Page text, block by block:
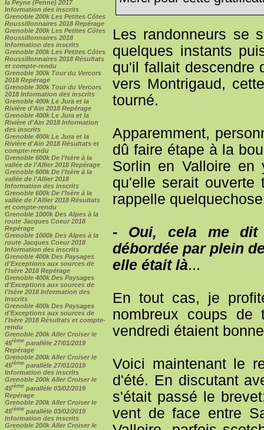
la Peyne (Penne) 2017
Information des inscrits
Grenoble 200k Les Petites Côtes
Roussillonnaires 2018 Repérage
Grenoble 200k Les Petites Côtes
Roussillonnaires 2018
Information des inscrits
Grenoble 200k Les Petites Côtes
Roussillonnaires 2018 Résultats
et compte-rendu
Grenoble 300k Tour du Vercors
2018 Repérage
Grenoble 300k Tour du Vercors
2018 Information des inscrits
Grenoble 400k Le Jura et la
Rivière d'Ain 2018 Repérage
Grenoble 400k Le Jura et la
Rivière d'Ain 2018 Information
des inscrits
Grenoble 400k Le Jura et la
Rivière d'Ain 2018 Résultats et
compte-rendu
Grenoble 600k De l'Isère à la
vallée de l'Allier 2018 Repérage
Grenoble 600k De l'Isère à la
vallée de l'Allier 2018
Information des inscrits
Grenoble 600k De l'Isère à la
vallée de l'Allier 2018 Résultats
et compte-rendu
Grenoble 1000k Des Alpes à la
route Jacques Coeur 2018
Repérage
Grenoble 1000k Des Alpes à la
route Jacques Coeur 2018
Information des inscrits
Grenoble 400k Des Paysages
d'Exceptions aux sources de
l'Isère 2018 Repérage
Grenoble 400k Des Paysages
d'Exceptions aux sources de
l'Isère 2018 Information des
inscrits
Grenoble 400k Des Paysages
d'Exceptions aux sources de
l'Isère 2018 Résultats et compte-
rendu
Grenoble 200k Aller Croiser le
45ième parallèle 27/01/2019
Repérage
Grenoble 200k Aller Croiser le
45ième parallèle 27/01/2019
Information des inscrits
Grenoble 200k Aller Croiser le
45ième parallèle 03/02/2019
Repérage
Grenoble 200k Aller Croiser le
45ième parallèle 03/02/2019
Information des inscrits
Grenoble 200k Aller Croiser le
Les randonneurs se
quelques instants
qu'il fallait descendre
vers Montrigaud,
tourné.
Apparemment,
dû faire étape à la
Sorlin en Valloire en
qu'elle serait ouverte
rappelle
-
Oui, cela me dit
débordée par plein
elle était là...
En tout cas, je
nombreux coups de
vendredi étaient
Voici maintenant le
d'été. En discutant
s'était passé le
vent de face entre